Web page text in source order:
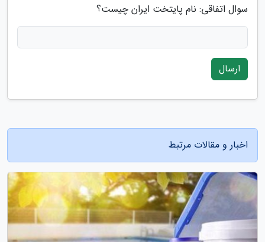
سوال اتفاقی: نام پایتخت ایران چیست؟
ارسال
اخبار و مقالات مرتبط